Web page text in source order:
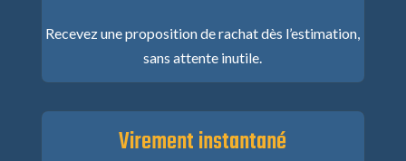
Recevez une proposition de rachat dès l’estimation,
sans attente inutile.
Virement instantané